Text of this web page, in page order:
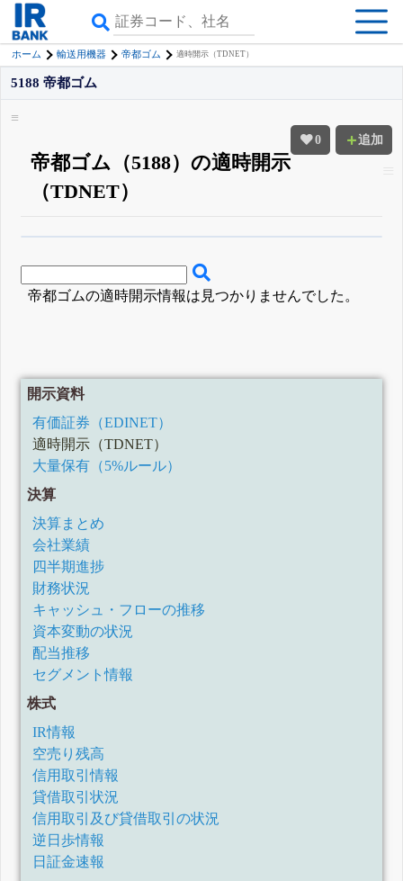
ホーム 輸送用機器 帝都ゴム 適時開示（TDNET）
0 追加
5188 帝都ゴム
帝都ゴム（5188）の適時開示
（TDNET）
詳しく見られる無料でβ版をはじめる
登録すると永久30%OFFと米株版の先行利用も付きます
帝都ゴムの適時開示情報は見つかりませんでした。
開示資料
有価証券（EDINET）
適時開示（TDNET）
大量保有（5%ルール）
決算
決算まとめ
会社業績
四半期進捗
財務状況
キャッシュ・フローの推移
資本変動の状況
配当推移
セグメント情報
株式
IR情報
空売り残高
信用取引情報
貸借取引状況
信用取引及び貸借取引の状況
逆日歩情報
日証金速報